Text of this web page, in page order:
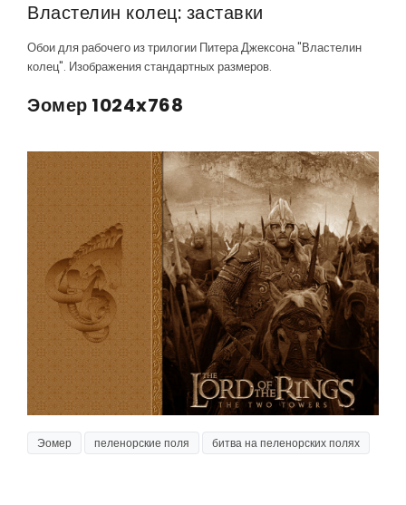
Властелин колец: заставки
Обои для рабочего из трилогии Питера Джексона "Властелин
колец". Изображения стандартных размеров.
Эомер 1024x768
Эомер пеленорские поля битва на пеленорских полях